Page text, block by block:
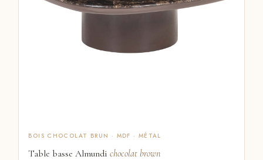
BOIS CHOCOLAT BRUN · MDF · MÉTAL
Table basse Almundichocolat brown